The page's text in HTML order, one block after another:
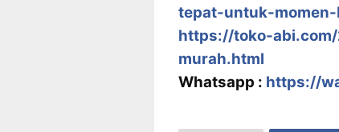
tepat-untuk-momen-
https://toko-
murah.html
Whatsapp : https://